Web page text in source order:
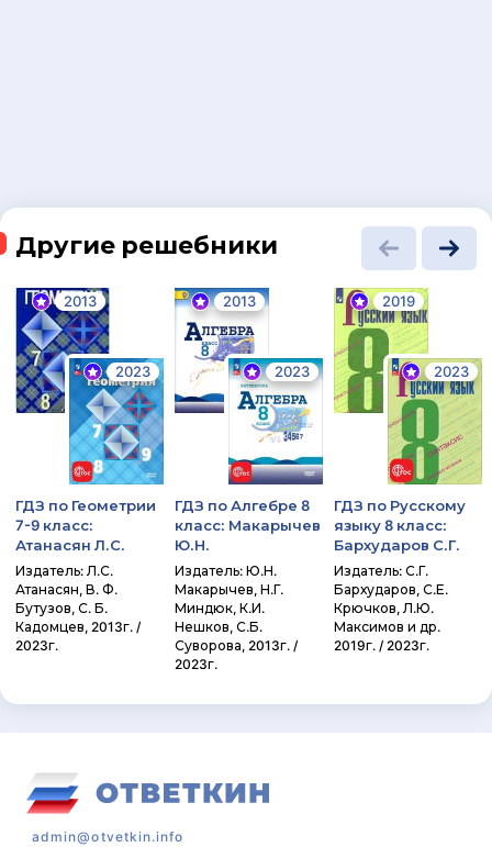
Другие решебники
2013
2023
ГДЗ по Геометрии
7-9 класс:
Атанасян Л.С.
Издатель: Л.С.
Атанасян, В. Ф.
Бутузов, С. Б.
Кадомцев, 2013г. /
2023г.
2013
2023
ГДЗ по Алгебре 8
класс: Макарычев
Ю.Н.
Издатель: Ю.Н.
Макарычев, Н.Г.
Миндюк, К.И.
Нешков, С.Б.
Суворова, 2013г. /
2023г.
2019
2023
ГДЗ по Русскому
языку 8 класс:
Бархударов С.Г.
Издатель: С.Г.
Бархударов, С.Е.
Крючков, Л.Ю.
Максимов и др.
2019г. / 2023г.
admin@otvetkin.info